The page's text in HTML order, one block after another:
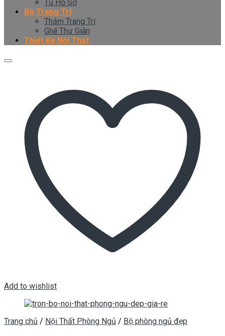
Tủ Hồ Sơ
Đồ Trang Trí
Thảm Trang Trí
Ghế Thư Giãn
Thiết Kế Nội Thất
Add to wishlist
Trang chủ / Nội Thất Phòng Ngủ / Bộ phòng ngủ đẹp